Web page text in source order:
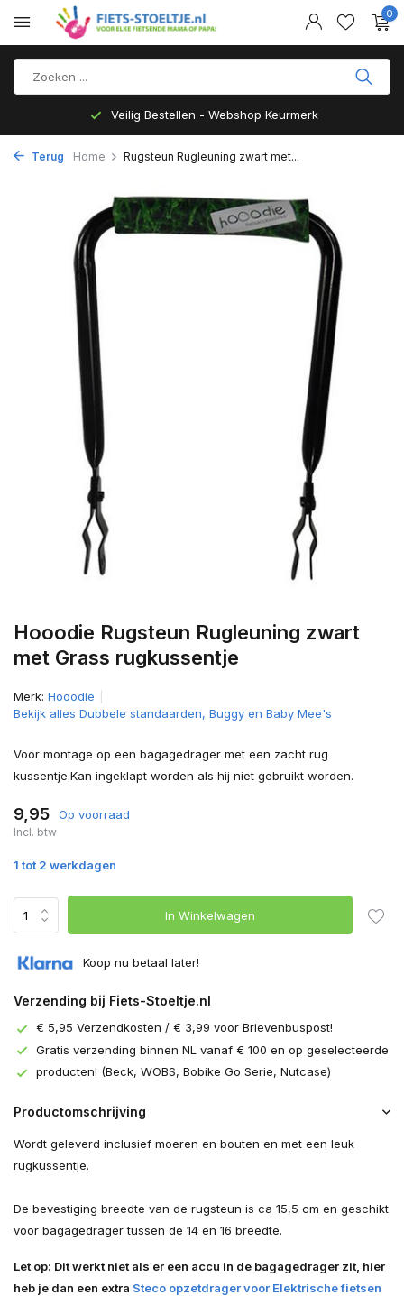
0
Veilig Bestellen - Webshop Keurmerk
Terug Home Rugsteun Rugleuning zwart met...
Hooodie Rugsteun Rugleuning zwart
met Grass rugkussentje
Merk: Hooodie
Bekijk alles Dubbele standaarden, Buggy en Baby Mee's
Voor montage op een bagagedrager met een zacht rug
kussentje.Kan ingeklapt worden als hij niet gebruikt worden.
9,95 Op voorraad
Incl. btw
1 tot 2 werkdagen
In Winkelwagen
Koop nu betaal later!
Verzending bij Fiets-Stoeltje.nl
€ 5,95 Verzendkosten / € 3,99 voor Brievenbuspost!
Gratis verzending binnen NL vanaf € 100 en op geselecteerde
producten! (Beck, WOBS, Bobike Go Serie, Nutcase)
Productomschrijving
Wordt geleverd inclusief moeren en bouten en met een leuk
rugkussentje.
De bevestiging breedte van de rugsteun is ca 15,5 cm en geschikt
voor bagagedrager tussen de 14 en 16 breedte.
Let op: Dit werkt niet als er een accu in de bagagedrager zit, hier
heb je dan een extra Steco opzetdrager voor Elektrische fietsen